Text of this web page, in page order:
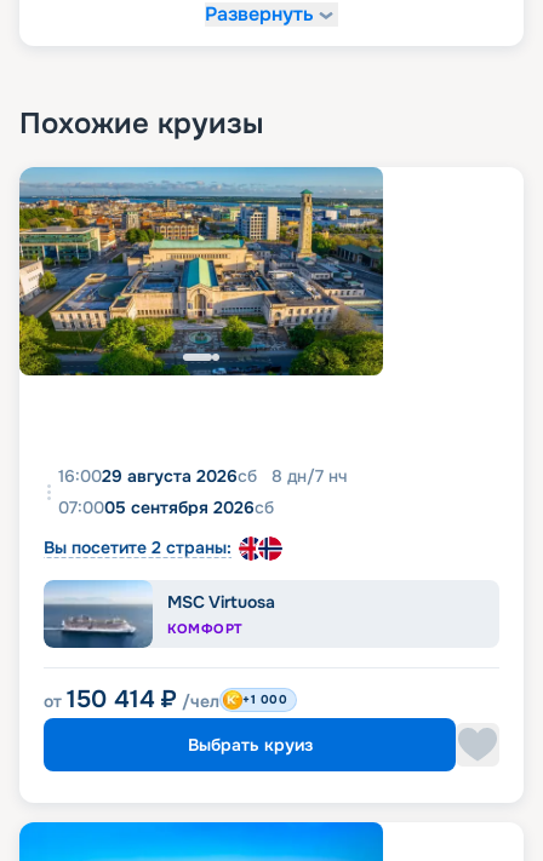
Развернуть
Похожие круизы
16:0029 августа 2026сб 8 дн/7 нч
07:0005 сентября 2026сб
Вы посетите 2 страны:
MSC Virtuosa
КОМФОРТ
от 150 414 ₽ /чел +1 000
Выбрать круиз